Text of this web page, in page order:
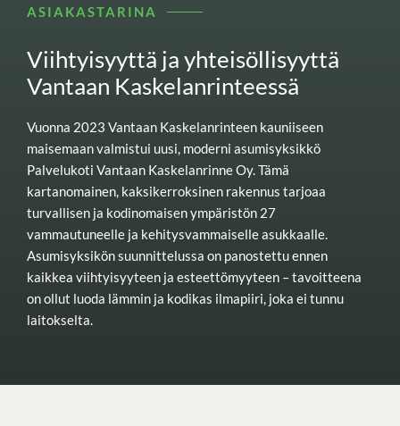
ASIAKASTARINA
Viihtyisyyttä ja yhteisöllisyyttä
Vantaan Kaskelanrinteessä
Vuonna 2023 Vantaan Kaskelanrinteen kauniiseen
maisemaan valmistui uusi, moderni asumisyksikkö
Palvelukoti Vantaan Kaskelanrinne Oy. Tämä
kartanomainen, kaksikerroksinen rakennus tarjoaa
turvallisen ja kodinomaisen ympäristön 27
vammautuneelle ja kehitysvammaiselle asukkaalle.
Asumisyksikön suunnittelussa on panostettu ennen
kaikkea viihtyisyyteen ja esteettömyyteen – tavoitteena
on ollut luoda lämmin ja kodikas ilmapiiri, joka ei tunnu
laitokselta.